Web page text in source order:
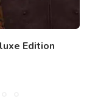
Edition